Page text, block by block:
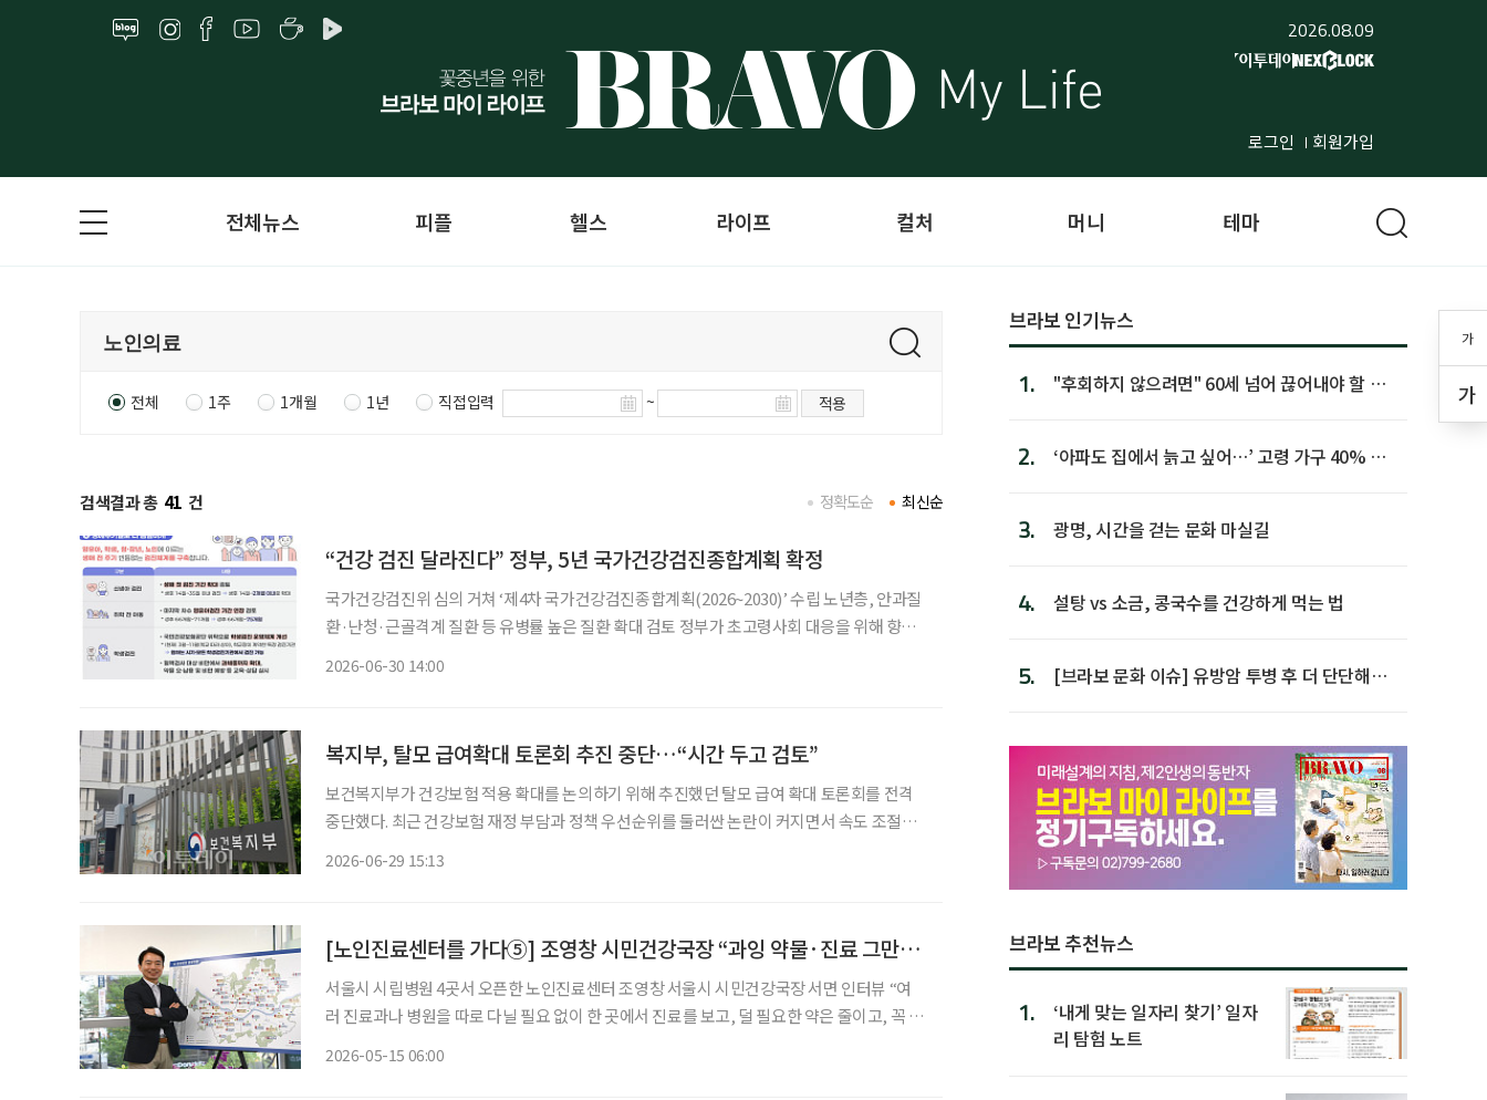
2026.08.09
로그인 회원가입
가
가
전체뉴스 피플 헬스 라이프 컬처 머니 테마
전체 1주 1개월 1년 직접입력 ~ 적용
검색결과 총 41 건 최신순
정확도순
“건강 검진 달라진다” 정부, 5년 국가건강검진종합계획 확정
국가건강검진위 심의 거쳐 ‘제4차 국가건강검진종합계획(2026~2030)’ 수립 노년층, 안과질
환·난청·근골격계 질환 등 유병률 높은 질환 확대 검토 정부가 초고령사회 대응을 위해 향후
2026-06-30 14:00
복지부, 탈모 급여확대 토론회 추진 중단…“시간 두고 검토”
보건복지부가 건강보험 적용 확대를 논의하기 위해 추진했던 탈모 급여 확대 토론회를 전격
중단했다. 최근 건강보험 재정 부담과 정책 우선순위를 둘러싼 논란이 커지면서 속도 조절에
2026-06-29 15:13
[노인진료센터를 가다⑤] 조영창 시민건강국장 “과잉 약물·진료 그만, 노인건강 근본에 접근”
서울시 시립병원 4곳서 오픈한 노인진료센터 조영창 서울시 시민건강국장 서면 인터뷰 “여
러 진료과나 병원을 따로 다닐 필요 없이 한 곳에서 진료를 보고, 덜 필요한 약은 줄이고, 꼭 필
2026-05-15 06:00
브라보 인기뉴스
1.
"후회하지 않으려면" 60세 넘어 끊어내야 할 사
2.
‘아파도 집에서 늙고 싶어…’ 고령 가구 40% 노
3. 광명, 시간을 걷는 문화 마실길
4. 설탕 vs 소금, 콩국수를 건강하게 먹는 법
5.
[브라보 문화 이슈] 유방암 투병 후 더 단단해진
브라보 추천뉴스
1.
‘내게 맞는 일자리 찾기’ 일자
리 탐험 노트